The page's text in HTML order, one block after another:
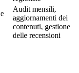
Audit mensili,
aggiornamenti dei
contenuti, gestione
delle recensioni